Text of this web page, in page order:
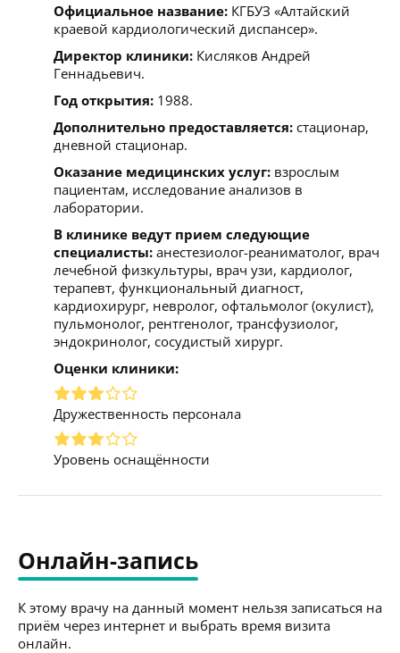
Официальное название: КГБУЗ «Алтайский
краевой кардиологический диспансер».
Директор клиники: Кисляков Андрей
Геннадьевич.
Год открытия: 1988.
Дополнительно предоставляется: стационар,
дневной стационар.
Оказание медицинских услуг: взрослым
пациентам, исследование анализов в
лаборатории.
В клинике ведут прием следующие
специалисты: анестезиолог-реаниматолог, врач
лечебной физкультуры, врач узи, кардиолог,
терапевт, функциональный диагност,
кардиохирург, невролог, офтальмолог (окулист),
пульмонолог, рентгенолог, трансфузиолог,
эндокринолог, сосудистый хирург.
Оценки клиники:
Дружественность персонала
Уровень оснащённости
Онлайн-запись
К этому врачу на данный момент нельзя записаться на
приём через интернет и выбрать время визита
онлайн.